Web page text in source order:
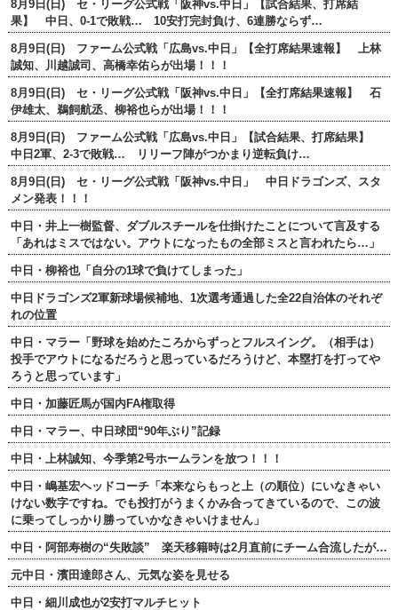
8月9日(日) セ・リーグ公式戦「阪神vs.中日」【試合結果、打席結
果】 中日、0-1で敗戦… 10安打完封負け、6連勝ならず…
8月9日(日) ファーム公式戦「広島vs.中日」【全打席結果速報】 上林
誠知、川越誠司、高橋幸佑らが出場！！！
8月9日(日) セ・リーグ公式戦「阪神vs.中日」【全打席結果速報】 石
伊雄太、鵜飼航丞、柳裕也らが出場！！！
8月9日(日) ファーム公式戦「広島vs.中日」【試合結果、打席結果】
中日2軍、2-3で敗戦… リリーフ陣がつかまり逆転負け…
8月9日(日) セ・リーグ公式戦「阪神vs.中日」 中日ドラゴンズ、スタ
メン発表！！！
中日・井上一樹監督、ダブルスチールを仕掛けたことについて言及する
「あれはミスではない。アウトになったもの全部ミスと言われたら…」
中日・柳裕也「自分の1球で負けてしまった」
中日ドラゴンズ2軍新球場候補地、1次選考通過した全22自治体のそれぞ
れの位置
中日・マラー「野球を始めたころからずっとフルスイング。（相手は）
投手でアウトになるだろうと思っているだろうけど、本塁打を打ってや
ろうと思っています」
中日・加藤匠馬が国内FA権取得
中日・マラー、中日球団“90年ぶり”記録
中日・上林誠知、今季第2号ホームランを放つ！！！
中日・嶋基宏ヘッドコーチ「本来ならもっと上（の順位）にいなきゃい
けない数字ですね。でも投打がうまくかみ合ってきているので、この波
に乗ってしっかり勝っていかなきゃいけません」
中日・阿部寿樹の“失敗談” 楽天移籍時は2月直前にチーム合流したが…
元中日・濱田達郎さん、元気な姿を見せる
中日・細川成也が2安打マルチヒット